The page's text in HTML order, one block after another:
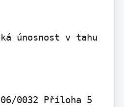
únosnost v tahu
06/0032 Příloha 5